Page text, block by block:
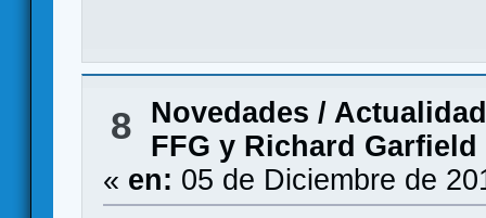
8
Novedades / Actualidad
FFG y Richard Garfield
« en: 05 de Diciembre de